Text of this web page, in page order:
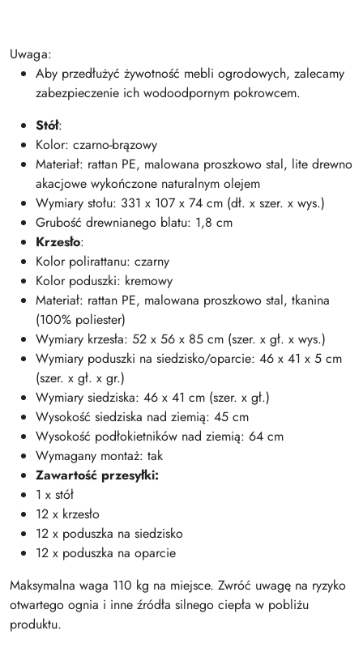
Uwaga:
Aby przedłużyć żywotność mebli ogrodowych, zalecamy
zabezpieczenie ich wodoodpornym pokrowcem.
Stół:
Kolor: czarno-brązowy
Materiał: rattan PE, malowana proszkowo stal, lite drewno
akacjowe wykończone naturalnym olejem
Wymiary stołu: 331 x 107 x 74 cm (dł. x szer. x wys.)
Grubość drewnianego blatu: 1,8 cm
Krzesło:
Kolor polirattanu: czarny
Kolor poduszki: kremowy
Materiał: rattan PE, malowana proszkowo stal, tkanina
(100% poliester)
Wymiary krzesła: 52 x 56 x 85 cm (szer. x gł. x wys.)
Wymiary poduszki na siedzisko/oparcie: 46 x 41 x 5 cm
(szer. x gł. x gr.)
Wymiary siedziska: 46 x 41 cm (szer. x gł.)
Wysokość siedziska nad ziemią: 45 cm
Wysokość podłokietników nad ziemią: 64 cm
Wymagany montaż: tak
Zawartość przesyłki:
1 x stół
12 x krzesło
12 x poduszka na siedzisko
12 x poduszka na oparcie
Maksymalna waga 110 kg na miejsce. Zwróć uwagę na ryzyko
otwartego ognia i inne źródła silnego ciepła w pobliżu
produktu.